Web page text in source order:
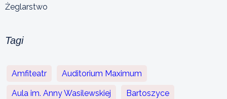
Żeglarstwo
Tagi
Amfiteatr Auditorium Maximum
Aula im. Anny Wasilewskiej Bartoszyce